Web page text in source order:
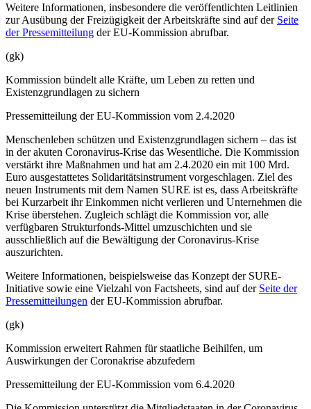
Weitere Informationen, insbesondere die veröffentlichten Leitlinien
zur Ausübung der Freizügigkeit der Arbeitskräfte sind auf der Seite
der Pressemitteilung der EU-Kommission abrufbar.
(gk)
Kommission bündelt alle Kräfte, um Leben zu retten und
Existenzgrundlagen zu sichern
Pressemitteilung der EU-Kommission vom 2.4.2020
Menschenleben schützen und Existenzgrundlagen sichern – das ist
in der akuten Coronavirus-Krise das Wesentliche. Die Kommission
verstärkt ihre Maßnahmen und hat am 2.4.2020 ein mit 100 Mrd.
Euro ausgestattetes Solidaritätsinstrument vorgeschlagen. Ziel des
neuen Instruments mit dem Namen SURE ist es, dass Arbeitskräfte
bei Kurzarbeit ihr Einkommen nicht verlieren und Unternehmen die
Krise überstehen. Zugleich schlägt die Kommission vor, alle
verfügbaren Strukturfonds-Mittel umzuschichten und sie
ausschließlich auf die Bewältigung der Coronavirus-Krise
auszurichten.
Weitere Informationen, beispielsweise das Konzept der SURE-
Initiative sowie eine Vielzahl von Factsheets, sind auf der Seite der
Pressemitteilungen der EU-Kommission abrufbar.
(gk)
Kommission erweitert Rahmen für staatliche Beihilfen, um
Auswirkungen der Coronakrise abzufedern
Pressemitteilung der EU-Kommission vom 6.4.2020